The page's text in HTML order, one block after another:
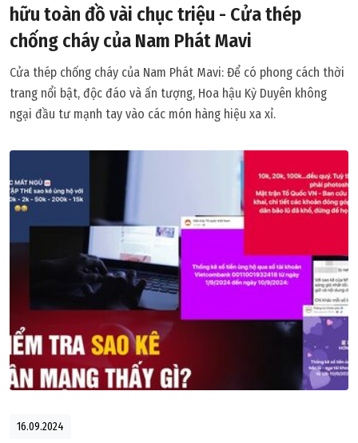
hữu toàn đồ vài chục triệu - Cửa thép
chống cháy của Nam Phát Mavi
Cửa thép chống cháy của Nam Phát Mavi: Để có phong cách thời
trang nổi bật, độc đáo và ấn tượng, Hoa hậu Kỳ Duyên không
ngại đầu tư mạnh tay vào các món hàng hiệu xa xỉ.
16.09.2024